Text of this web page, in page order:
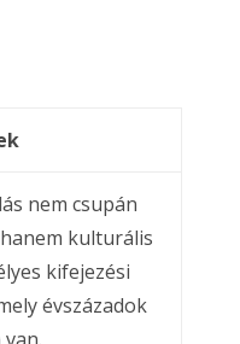
nem csupán
kulturális
kifejezési
évszázadok